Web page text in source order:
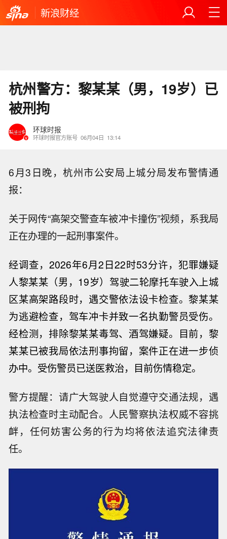
新浪财经
杭州警方：黎某某（男，19岁）已
被刑拘
环球时报
环球时报官方账号 06月04日 13:14
6月3日晚，杭州市公安局上城分局发布警情通
报：
关于网传“高架交警查车被冲卡撞伤”视频，系我局
正在办理的一起刑事案件。
经调查，2026年6月2日22时53分许，犯罪嫌疑
人黎某某（男，19岁）驾驶二轮摩托车驶入上城
区某高架路段时，遇交警依法设卡检查。黎某某
为逃避检查，驾车冲卡并致一名执勤警员受伤。
经检测，排除黎某某毒驾、酒驾嫌疑。目前，黎
某某已被我局依法刑事拘留，案件正在进一步侦
办中。受伤警员已送医救治，目前伤情稳定。
警方提醒：请广大驾驶人自觉遵守交通法规，遇
执法检查时主动配合。人民警察执法权威不容挑
衅，任何妨害公务的行为均将依法追究法律责
任。